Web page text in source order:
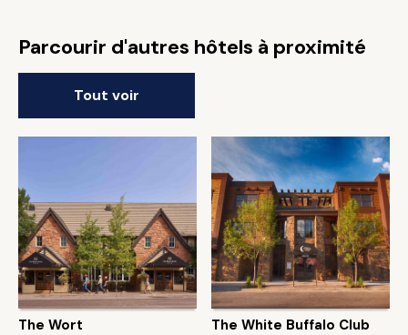
Parcourir d'autres hôtels à proximité
Tout voir
The Wort The White Buffalo Club